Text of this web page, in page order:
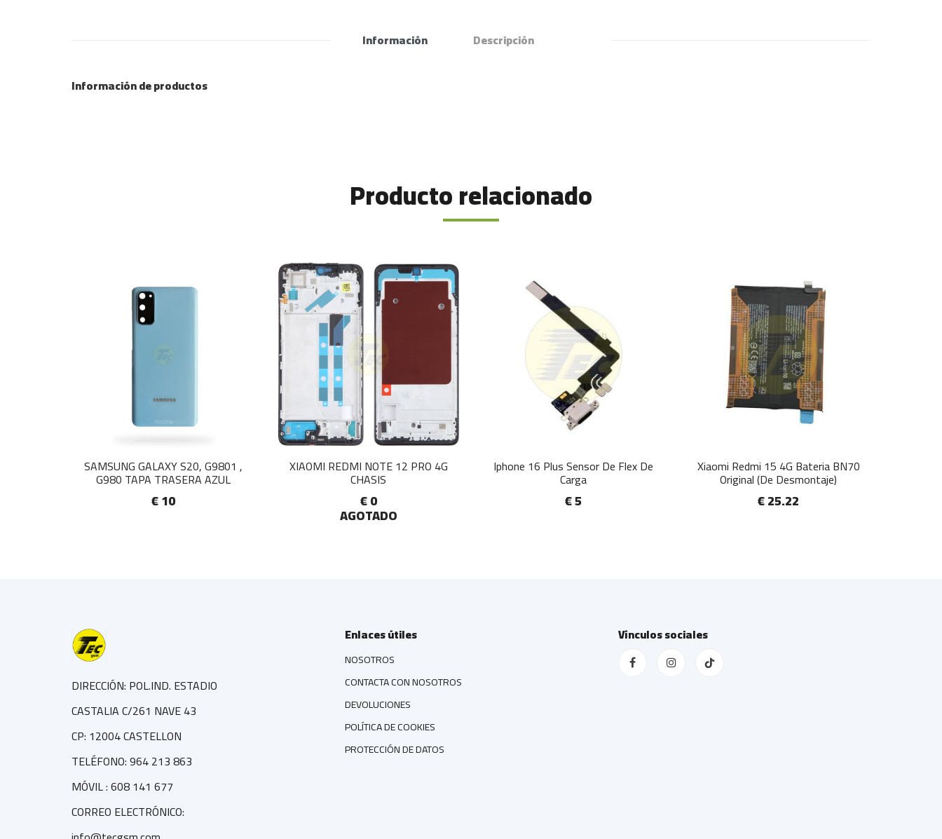
Información Descripción
Información de productos
Producto relacionado
SAMSUNG GALAXY S20, G9801 ,
G980 TAPA TRASERA AZUL
€ 10
XIAOMI REDMI NOTE 12 PRO 4G
CHASIS
€ 0
AGOTADO
Iphone 16 Plus Sensor De Flex De
Carga
€ 5
Xiaomi Redmi 15 4G Bateria BN70
Original (De Desmontaje)
€ 25.22
DIRECCIÓN: POL.IND. ESTADIO
CASTALIA C/261 NAVE 43
CP: 12004 CASTELLON
TELÉFONO: 964 213 863
MÓVIL : 608 141 677
CORREO ELECTRÓNICO:
Enlaces útiles
NOSOTROS
CONTACTA CON NOSOTROS
DEVOLUCIONES
POLÍTICA DE COOKIES
PROTECCIÓN DE DATOS
Vínculos sociales